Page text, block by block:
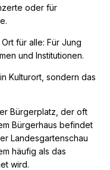
oder für
für alle: Für Jung
und Institutionen.
Kulturort, sondern das
Bürgerplatz, der oft
Bürgerhaus befindet
Landesgartenschau
häufig als das
wird.